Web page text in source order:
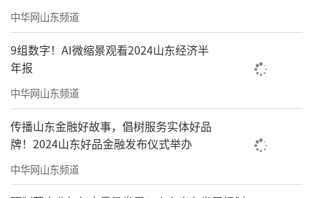
中华网山东频道
9组数字！AI微缩景观看2024山东经济半
年报
中华网山东频道
传播山东金融好故事，倡树服务实体好品
牌！2024山东好品金融发布仪式举办
中华网山东频道